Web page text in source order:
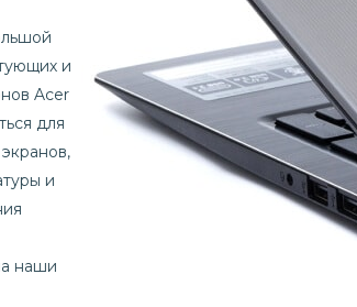
и
Acer
для
и
наши